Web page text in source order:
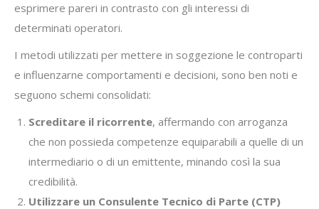
esprimere pareri in contrasto con gli interessi di
determinati operatori.
I metodi utilizzati per mettere in soggezione le controparti
e influenzarne comportamenti e decisioni, sono ben noti e
seguono schemi consolidati:
Screditare il ricorrente, affermando con arroganza
che non possieda competenze equiparabili a quelle di un
intermediario o di un emittente, minando così la sua
credibilità.
Utilizzare un Consulente Tecnico di Parte (CTP)